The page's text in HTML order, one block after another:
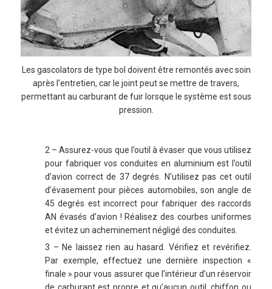
Les gascolators de type bol doivent être remontés avec soin
après l’entretien, car le joint peut se mettre de travers,
permettant au carburant de fuir lorsque le système est sous
pression.
2 – Assurez-vous que l’outil à évaser que vous utilisez
pour fabriquer vos conduites en aluminium est l’outil
d’avion correct de 37 degrés. N’utilisez pas cet outil
d’évasement pour pièces automobiles, son angle de
45 degrés est incorrect pour fabriquer des raccords
AN évasés d’avion ! Réalisez des courbes uniformes
et évitez un acheminement négligé des conduites.
3 – Ne laissez rien au hasard. Vérifiez et revérifiez.
Par exemple, effectuez une dernière inspection «
finale » pour vous assurer que l’intérieur d’un réservoir
de carburant est propre et qu’aucun outil, chiffon ou